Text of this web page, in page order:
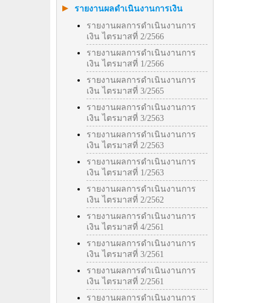
รายงานผลดำเนินงานการเงิน
รายงานผลการดำเนินงานการ
เงิน ไตรมาสที่ 2/2566
รายงานผลการดำเนินงานการ
เงิน ไตรมาสที่ 1/2566
รายงานผลการดำเนินงานการ
เงิน ไตรมาสที่ 3/2565
รายงานผลการดำเนินงานการ
เงิน ไตรมาสที่ 3/2563
รายงานผลการดำเนินงานการ
เงิน ไตรมาสที่ 2/2563
รายงานผลการดำเนินงานการ
เงิน ไตรมาสที่ 1/2563
รายงานผลการดำเนินงานการ
เงิน ไตรมาสที่ 2/2562
รายงานผลการดำเนินงานการ
เงิน ไตรมาสที่ 4/2561
รายงานผลการดำเนินงานการ
เงิน ไตรมาสที่ 3/2561
รายงานผลการดำเนินงานการ
เงิน ไตรมาสที่ 2/2561
รายงานผลการดำเนินงานการ